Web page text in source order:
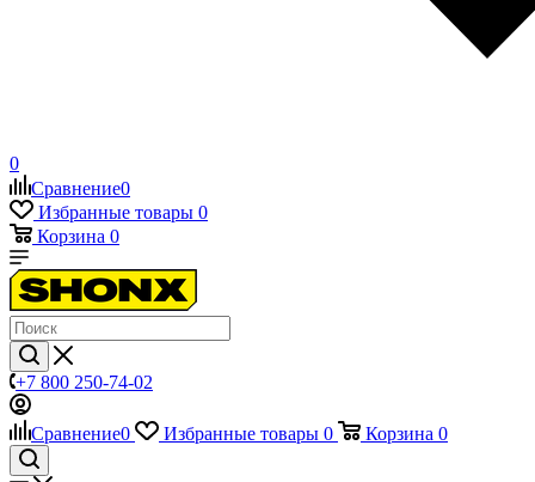
0
Сравнение0
Избранные товары 0
Корзина 0
+7 800 250-74-02
Сравнение0 Избранные товары 0 Корзина 0